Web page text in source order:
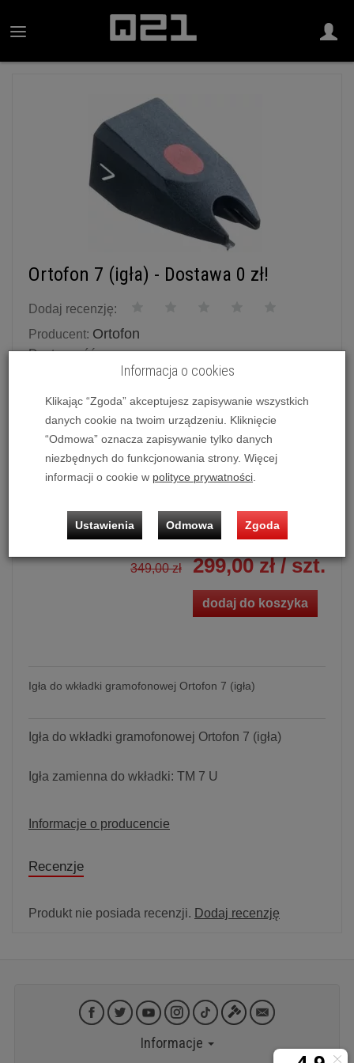
Ortofon 7 (igła) - Dostawa 0 zł!
Dodaj recenzję:
Producent: Ortofon
Dostępność:
Potwierdź dostępność mailowo lub telefonicznie.
dostawcy.
Powiadom o dostępności
Ilość:
349,00 zł 299,00 zł/ szt.
dodaj do koszyka
Igła do wkładki gramofonowej Ortofon 7 (igła)
Igła do wkładki gramofonowej Ortofon 7 (igła)
Igła zamienna do wkładki: TM 7 U
Informacje o producencie
Recenzje
Produkt nie posiada recenzji. Dodaj recenzję
Informacje
Informacja o cookies
Klikając “Zgoda” akceptujesz zapisywanie wszystkich
danych cookie na twoim urządzeniu. Kliknięcie
“Odmowa” oznacza zapisywanie tylko danych
niezbędnych do funkcjonowania strony. Więcej
informacji o cookie w polityce prywatności
Ustawienia Odmowa Zgoda